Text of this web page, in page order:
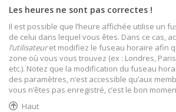
Les heures ne sont pas correctes !
Il est possible que l’heure affichée utilise un
de celui dans lequel vous êtes. Dans ce cas,
l’utilisateuret modifiez le fuseau horaire afin
zone où vous vous trouvez (ex : Londres,
etc.). Notez que la modification du fuseau
des paramètres, n’est accessible qu’aux
vous n’êtes pas enregistré, c’est le bon
Haut